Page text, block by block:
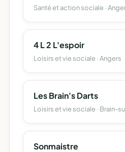
Santé et action sociale ·
4 L 2 L'espoir
Loisirs et vie sociale · Angers
Les Brain's Darts
Loisirs et vie sociale · Brain-
Sonmaistre